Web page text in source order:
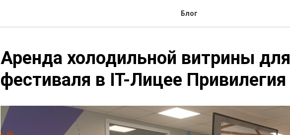
Блог
Аренда холодильной витрины для
фестиваля в IT-Лицее Привилегия